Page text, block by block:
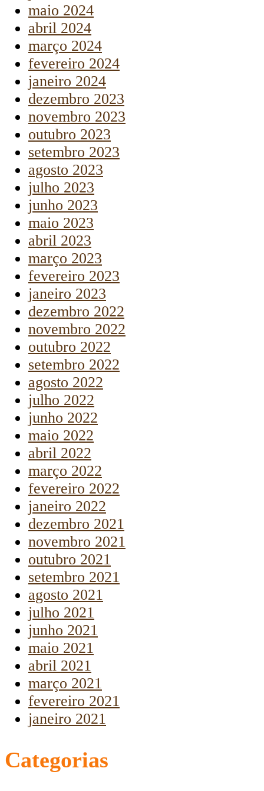
maio 2024
abril 2024
março 2024
fevereiro 2024
janeiro 2024
dezembro 2023
novembro 2023
outubro 2023
setembro 2023
agosto 2023
julho 2023
junho 2023
maio 2023
abril 2023
março 2023
fevereiro 2023
janeiro 2023
dezembro 2022
novembro 2022
outubro 2022
setembro 2022
agosto 2022
julho 2022
junho 2022
maio 2022
abril 2022
março 2022
fevereiro 2022
janeiro 2022
dezembro 2021
novembro 2021
outubro 2021
setembro 2021
agosto 2021
julho 2021
junho 2021
maio 2021
abril 2021
março 2021
fevereiro 2021
janeiro 2021
Categorias